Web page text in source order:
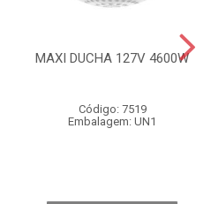
MAXI DUCHA 127V 4600W
Código: 7519
Embalagem: UN1